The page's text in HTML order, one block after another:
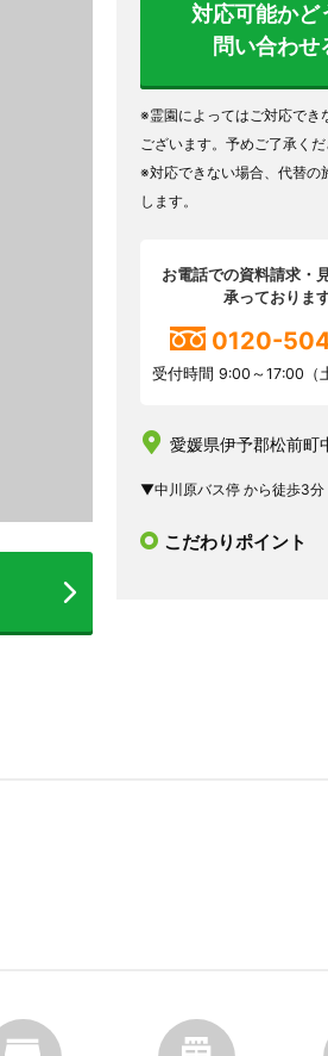
対応可能かど
問い合わせ
※霊園によってはご対応でき
ございます。予めご了承くだ
※対応できない場合、代替の
します。
お電話での資料請求・
承っておりま
0120-
受付時間 9:00～17:00（
愛媛県伊予郡松前町
▼中川原バス停 から徒歩3分
こだわりポイント